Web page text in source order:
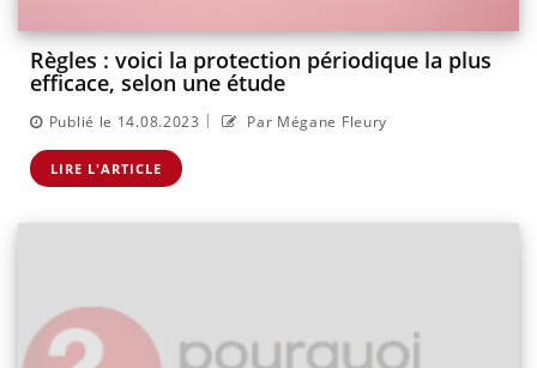
Règles : voici la protection périodique la plus
efficace, selon une étude
Publié le 14.08.2023 | Par Mégane Fleury
LIRE L'ARTICLE